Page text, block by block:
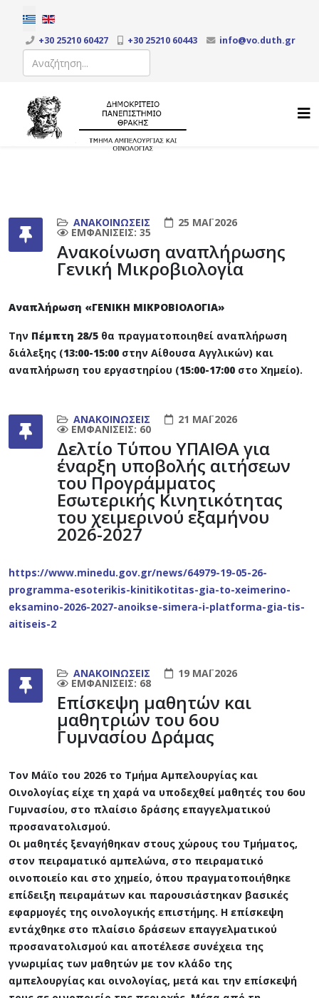
Επιλέξτε τη γλώσσα σας
+30 25210 60427 +30 25210 60443 info@vo.duth.gr
Αναζήτηση
ΑΝΑΚΟΙΝΏΣΕΙΣ 25 ΜΆΙ 2026
ΕΜΦΑΝΊΣΕΙΣ: 35
Ανακοίνωση αναπλήρωσης
Γενική Μικροβιολογία
Αναπλήρωση «ΓΕΝΙΚΗ ΜΙΚΡΟΒΙΟΛΟΓΙΑ»
Την Πέμπτη 28/5 θα πραγματοποιηθεί αναπλήρωση
διάλεξης (13:00-15:00 στην Αίθουσα Αγγλικών) και
αναπλήρωση του εργαστηρίου (15:00-17:00 στο Χημείο).
ΑΝΑΚΟΙΝΏΣΕΙΣ 21 ΜΆΙ 2026
ΕΜΦΑΝΊΣΕΙΣ: 60
Δελτίο Τύπου ΥΠΑΙΘΑ για
έναρξη υποβολής αιτήσεων
του Προγράμματος
Εσωτερικής Κινητικότητας
του χειμερινού εξαμήνου
2026-2027
https://www.minedu.gov.gr/news/64979-19-05-26-
programma-esoterikis-kinitikotitas-gia-to-xeimerino-
eksamino-2026-2027-anoikse-simera-i-platforma-gia-tis-
aitiseis-2
ΑΝΑΚΟΙΝΏΣΕΙΣ 19 ΜΆΙ 2026
ΕΜΦΑΝΊΣΕΙΣ: 68
Επίσκεψη μαθητών και
μαθητριών του 6ου
Γυμνασίου Δράμας
Τον Μάϊο του 2026 το Τμήμα Αμπελουργίας και
Οινολογίας είχε τη χαρά να υποδεχθεί μαθητές του 6ου
Γυμνασίου, στο πλαίσιο δράσης επαγγελματικού
προσανατολισμού.
Οι μαθητές ξεναγήθηκαν στους χώρους του Τμήματος,
στον πειραματικό αμπελώνα, στο πειραματικό
οινοποιείο και στο χημείο, όπου πραγματοποιήθηκε
επίδειξη πειραμάτων και παρουσιάστηκαν βασικές
εφαρμογές της οινολογικής επιστήμης. Η επίσκεψη
εντάχθηκε στο πλαίσιο δράσεων επαγγελματικού
προσανατολισμού και αποτέλεσε συνέχεια της
γνωριμίας των μαθητών με τον κλάδο της
αμπελουργίας και οινολογίας, μετά και την επίσκεψή